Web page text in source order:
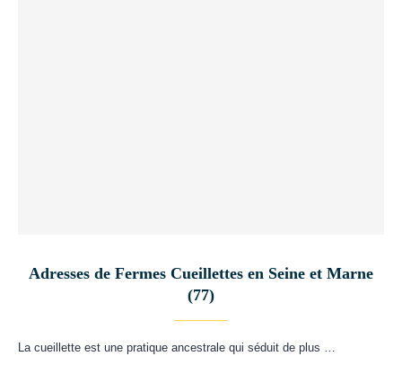
Adresses de Fermes Cueillettes en Seine et Marne
(77)
La cueillette est une pratique ancestrale qui séduit de plus …